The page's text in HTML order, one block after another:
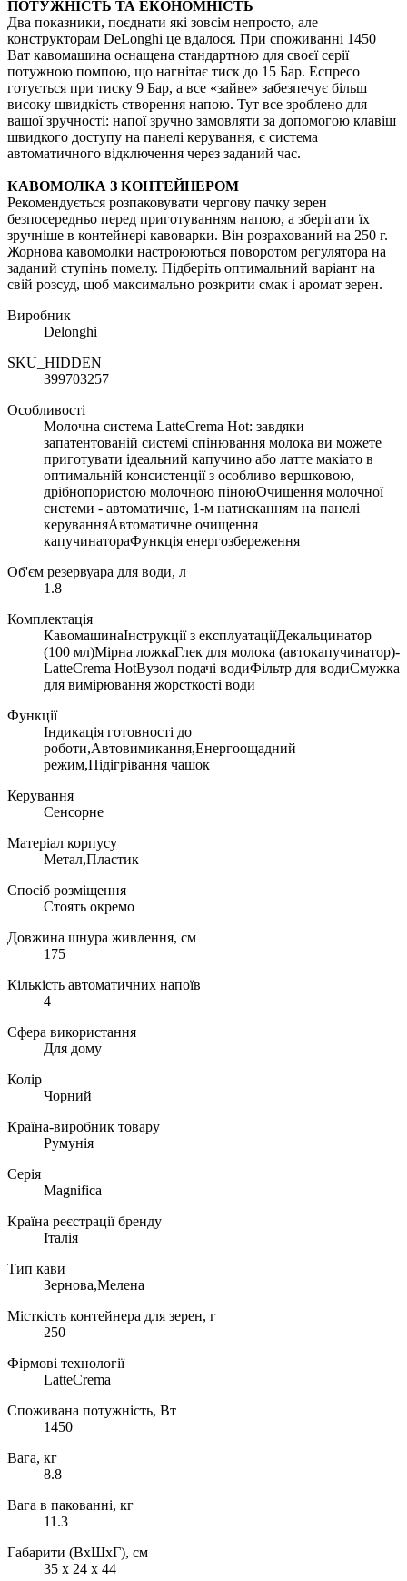
ПОТУЖНІСТЬ ТА ЕКОНОМНІСТЬ
Два показники, поєднати які зовсім непросто, але
конструкторам DeLonghi це вдалося. При споживанні 1450
Ват кавомашина оснащена стандартною для своєї серії
потужною помпою, що нагнітає тиск до 15 Бар. Еспресо
готується при тиску 9 Бар, а все «зайве» забезпечує більш
високу швидкість створення напою. Тут все зроблено для
вашої зручності: напої зручно замовляти за допомогою клавіш
швидкого доступу на панелі керування, є система
автоматичного відключення через заданий час.
КАВОМОЛКА З КОНТЕЙНЕРОМ
Рекомендується розпаковувати чергову пачку зерен
безпосередньо перед приготуванням напою, а зберігати їх
зручніше в контейнері кавоварки. Він розрахований на 250 г.
Жорнова кавомолки настроюються поворотом регулятора на
заданий ступінь помелу. Підберіть оптимальний варіант на
свій розсуд, щоб максимально розкрити смак і аромат зерен.
Виробник
Delonghi
SKU_HIDDEN
399703257
Особливості
Молочна система LatteCrema Hot: завдяки
запатентованій системі спінювання молока ви можете
приготувати ідеальний капучино або латте макіато в
оптимальній консистенції з особливо вершковою,
дрібнопористою молочною піноюОчищення молочної
системи - автоматичне, 1-м натисканням на панелі
керуванняАвтоматичне очищення
капучинатораФункція енергозбереження
Об'єм резервуара для води, л
1.8
Комплектація
КавомашинаІнструкції з експлуатаціїДекальцинатор
(100 мл)Мірна ложкаГлек для молока (автокапучинатор)-
LatteCrema HotВузол подачі водиФільтр для водиСмужка
для вимірювання жорсткості води
Функції
Індикація готовності до
роботи,Автовимикання,Енергоощадний
режим,Підігрівання чашок
Керування
Сенсорне
Матеріал корпусу
Метал,Пластик
Спосіб розміщення
Стоять окремо
Довжина шнура живлення, см
175
Кількість автоматичних напоїв
4
Сфера використання
Для дому
Колір
Чорний
Країна-виробник товару
Румунія
Серія
Magnifica
Країна реєстрації бренду
Італія
Тип кави
Зернова,Мелена
Місткість контейнера для зерен, г
250
Фірмові технології
LatteCrema
Споживана потужність, Вт
1450
Вага, кг
8.8
Вага в пакованні, кг
11.3
Габарити (ВхШхГ), см
35 х 24 х 44